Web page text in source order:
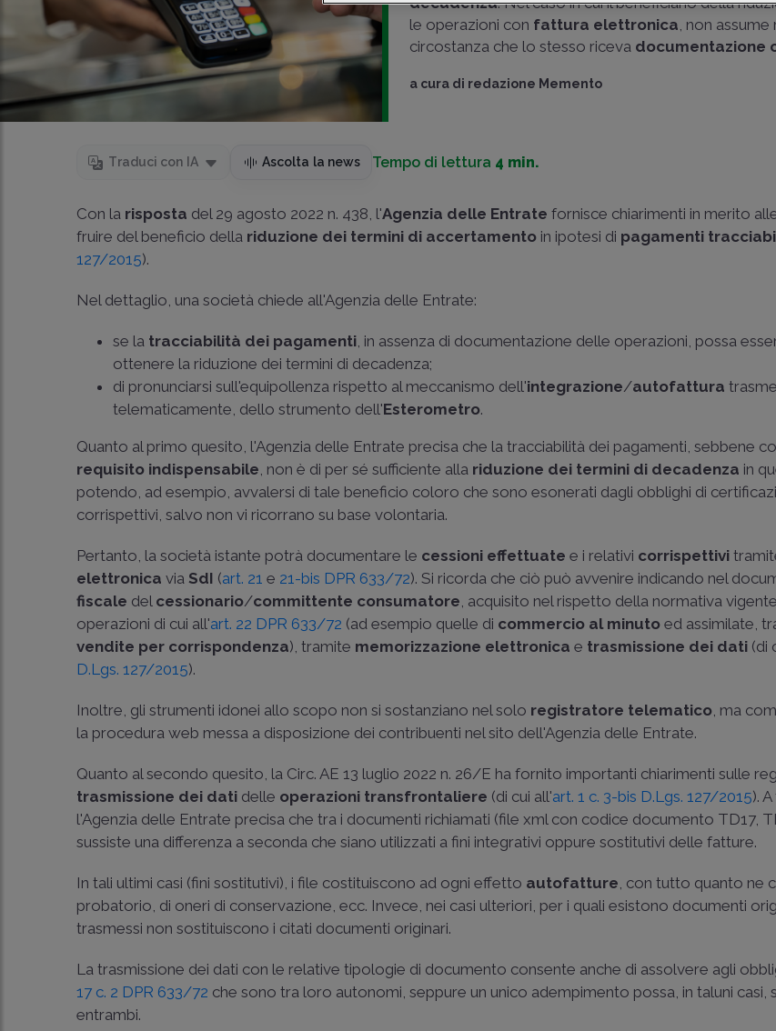
le operazioni con fattura elettronica, non assume
circostanza che lo stesso riceva documentazione
a cura di redazione Memento
Traduci con IA Ascolta la news Tempo di lettura 4 min.
Con la risposta del 29 agosto 2022 n. 438, l'Agenzia delle Entratefornisce chiarimenti in merito
fruire del beneficio della riduzione dei termini di accertamento in ipotesi di pagamenti
127/2015).
Nel dettaglio, una società chiede all'Agenzia delle Entrate:
se la tracciabilità dei pagamenti, in assenza di documentazione delle operazioni, possa
ottenere la riduzione dei termini di decadenza;
di pronunciarsi sull'equipollenza rispetto al meccanismo dell'integrazione/autofattura
telematicamente, dello strumento dell'Esterometro.
Quanto al primo quesito, l'Agenzia delle Entrate precisa che la tracciabilità dei pagamenti, sebbene
requisito indispensabile, non è di per sé sufficiente alla riduzione dei termini di decadenza in
potendo, ad esempio, avvalersi di tale beneficio coloro che sono esonerati dagli obblighi di
corrispettivi, salvo non vi ricorrano su base volontaria.
Pertanto, la società istante potrà documentare le cessioni effettuate e i relativi corrispettivi
elettronica viaSdI (art. 21 e 21-bis DPR 633/72). Si ricorda che ciò può avvenire indicando nel
fiscale del cessionario/committente consumatore, acquisito nel rispetto della normativa
operazioni di cui all'art. 22 DPR 633/72 (ad esempio quelle di commercio al minuto ed assimilate,
vendite per corrispondenza), tramite memorizzazione elettronica e trasmissione dei dati (di
D.Lgs. 127/2015).
Inoltre, gli strumenti idonei allo scopo non si sostanziano nel solo registratore telematico, ma
la procedura web messa a disposizione dei contribuenti nel sito dell'Agenzia delle Entrate.
Quanto al secondo quesito, la Circ. AE 13 luglio 2022 n. 26/E ha fornito importanti chiarimenti sulle
trasmissione dei dati delle operazioni transfrontaliere (di cui all'art. 1 c. 3-bis D.Lgs. 127/2015).
l'Agenzia delle Entrate precisa che tra i documenti richiamati (file xml con codice documento TD17,
sussiste una differenza a seconda che siano utilizzati a fini integrativi oppure sostitutivi delle fatture.
In tali ultimi casi (fini sostitutivi), i file costituiscono ad ogni effetto autofatture, con tutto quanto ne
probatorio, di oneri di conservazione, ecc. Invece, nei casi ulteriori, per i quali esistono documenti
trasmessi non sostituiscono i citati documenti originari.
La trasmissione dei dati con le relative tipologie di documento consente anche di assolvere agli
17 c. 2 DPR 633/72 che sono tra loro autonomi, seppure un unico adempimento possa, in taluni casi,
entrambi.